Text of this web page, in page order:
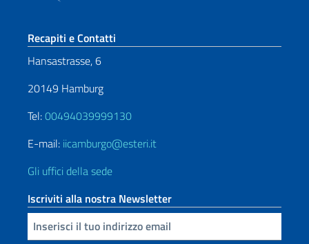
Sezione footer
Recapiti e Contatti
Hansastrasse, 6
20149 Hamburg
Tel:00494039999130
E-mail: iicamburgo@esteri.it
Gli uffici della sede
Iscriviti alla nostra Newsletter
Inserisci la tua email